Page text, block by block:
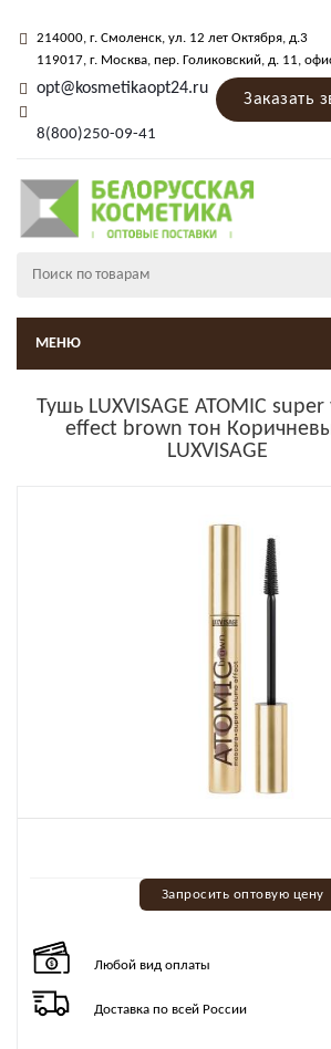
214000, г. Смоленск, ул. 12 лет Октября, д.3
119017, г. Москва, пер. Голиковский, д. 11,
opt@kosmetikaopt24.ru
8(800)250-09-41
Заказать
МЕНЮ
Тушь LUXVISAGE ATOMIC
effect brown тон
LUXVISAGE
Запросить оптовую цену
Любой вид оплаты
Доставка по всей России